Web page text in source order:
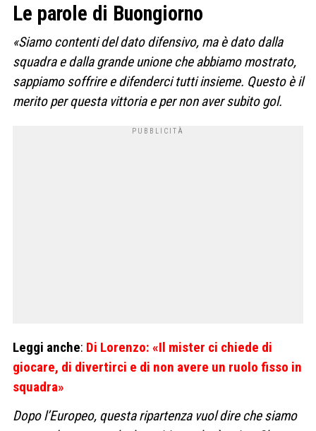
Le parole di Buongiorno
«Siamo contenti del dato difensivo, ma è dato dalla
squadra e dalla grande unione che abbiamo mostrato,
sappiamo soffrire e difenderci tutti insieme. Questo è il
merito per questa vittoria e per non aver subito gol.
Leggi anche: Di Lorenzo: «Il mister ci chiede di
giocare, di divertirci e di non avere un ruolo fisso in
squadra»
Dopo l’Europeo, questa ripartenza vuol dire che siamo